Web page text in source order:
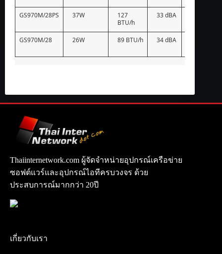
GS970M/28PS 37W
127
BTU/h
33 dBA
GS970M/28 26W 89 BTU/h 34 dBA
Thaiinternetwork.com ผู้จัดจำหน่ายอุปกรณ์เครือข่าย
ซอฟต์แวร์และอุปกรณ์ไอทีครบวงจร ด้วย
ประสบการณ์มากกว่า 20ปี
เกี่ยวกับเรา